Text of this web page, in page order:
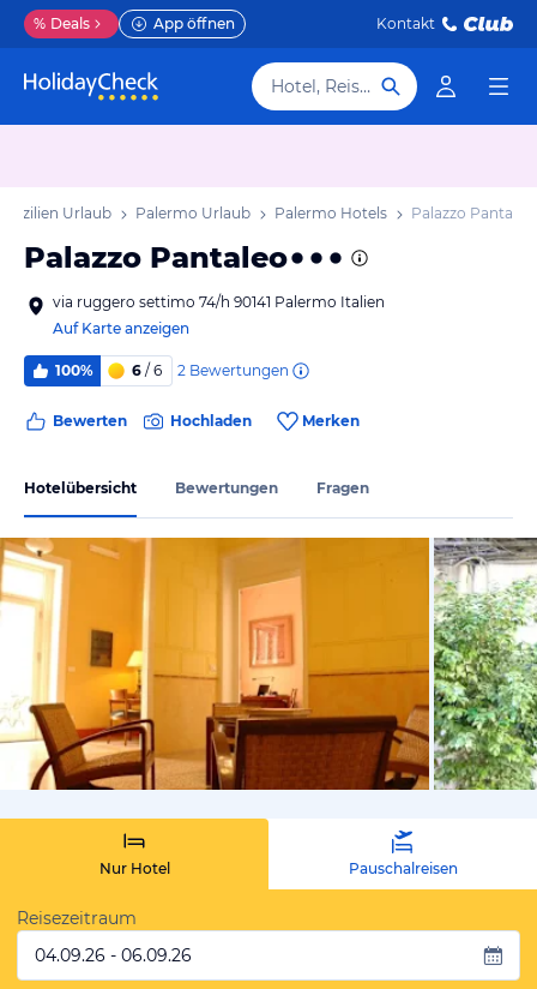
% Deals App öffnen Kontakt
Hotel, Reiseziel
Sizilien Urlaub Palermo Urlaub Palermo Hotels Palazzo Pantaleo
Palazzo Pantaleo
via ruggero settimo 74/h 90141 Palermo Italien
Auf Karte anzeigen
100% 6 / 6 2 Bewertungen
Bewerten Hochladen Merken
Hotelübersicht Bewertungen Fragen
von
Nur Hotel Pauschalreisen
Reisezeitraum
04.09.26 - 06.09.26